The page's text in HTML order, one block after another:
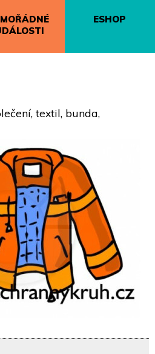
ESHOP
textil, bunda,